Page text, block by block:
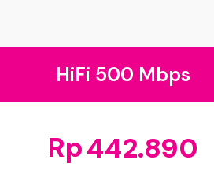
HiFi 500 Mbps
Rp442.890